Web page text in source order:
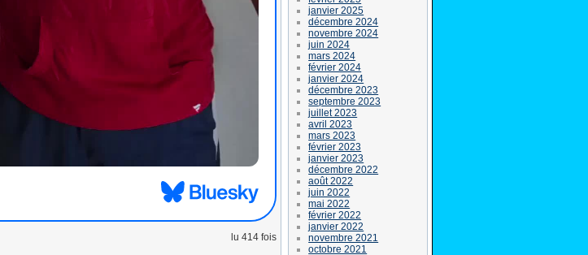
lu 414 fois
janvier 2025
décembre 2024
novembre 2024
juin 2024
mars 2024
février 2024
janvier 2024
décembre 2023
septembre 2023
juillet 2023
avril 2023
mars 2023
février 2023
janvier 2023
décembre 2022
août 2022
juin 2022
mai 2022
février 2022
janvier 2022
novembre 2021
octobre 2021